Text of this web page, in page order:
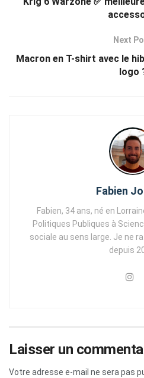
Next
Macron en T-shirt avec le
logo
Fabien
Fabien, 34 ans, né en
Politiques Publiques à
sociale au sens large. Je ne
depuis
Laisser un
Votre adresse e-mail ne sera pas